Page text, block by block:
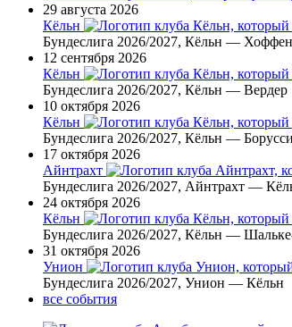
29 августа 2026
Кёльн
Бундеслига 2026/2027, Кёльн —
12 сентября 2026
Кёльн
Бундеслига 2026/2027, Кёльн — Вердер
10 октября 2026
Кёльн
Бундеслига 2026/2027, Кёльн —
17 октября 2026
Айнтрахт
Бундеслига 2026/2027, Айнтрахт —
24 октября 2026
Кёльн
Бундеслига 2026/2027, Кёльн —
31 октября 2026
Унион
Бундеслига 2026/2027, Унион — Кёльн
все события